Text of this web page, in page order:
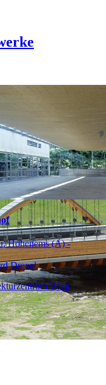
Hohenems (A) -
Drexel
Wien